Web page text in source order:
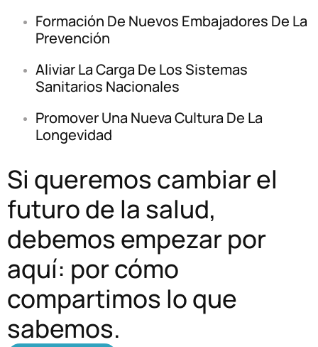
Formación De Nuevos Embajadores De La
Prevención
Aliviar La Carga De Los Sistemas
Sanitarios Nacionales
Promover Una Nueva Cultura De La
Longevidad
Si queremos cambiar el
futuro de la salud,
debemos empezar por
aquí: por cómo
compartimos lo que
sabemos.